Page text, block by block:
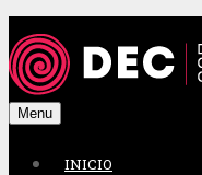
Menu
INICIO